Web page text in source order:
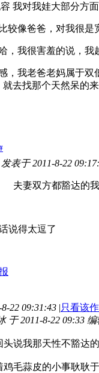
我对我娃大部分方
较像爸爸，对我很是
，我很害羞的说，我
，我老爸老妈属于
去找那个天然呆的
发表于 2011-8-22
夫妻双方都豁达的
说得太逗了
22 09:31:43 |只看该
于 2011-8-22 09:33 编
说我那天性不豁达的
鸡毛蒜皮的小事耿耿